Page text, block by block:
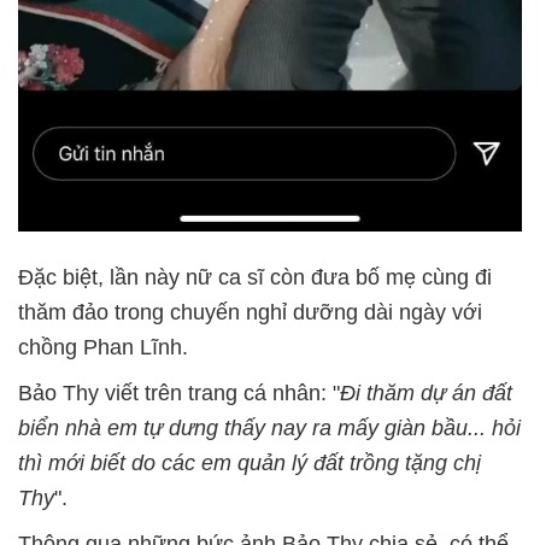
Đặc biệt, lần này nữ ca sĩ còn đưa bố mẹ cùng đi
thăm đảo trong chuyến nghỉ dưỡng dài ngày với
chồng Phan Lĩnh.
Bảo Thy viết trên trang cá nhân: "Đi thăm dự án đất
biển nhà em tự dưng thấy nay ra mấy giàn bầu... hỏi
thì mới biết do các em quản lý đất trồng tặng chị
Thy".